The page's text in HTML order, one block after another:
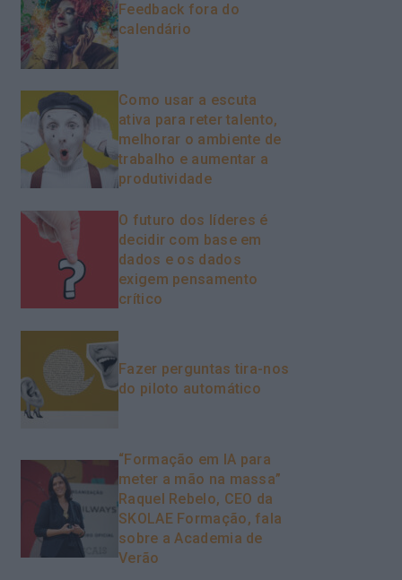
Feedback fora do
calendário
Como usar a escuta
ativa para reter talento,
melhorar o ambiente de
trabalho e aumentar a
produtividade
O futuro dos líderes é
decidir com base em
dados e os dados
exigem pensamento
crítico
Fazer perguntas tira-nos
do piloto automático
“Formação em IA para
meter a mão na massa”
Raquel Rebelo, CEO da
SKOLAE Formação, fala
sobre a Academia de
Verão